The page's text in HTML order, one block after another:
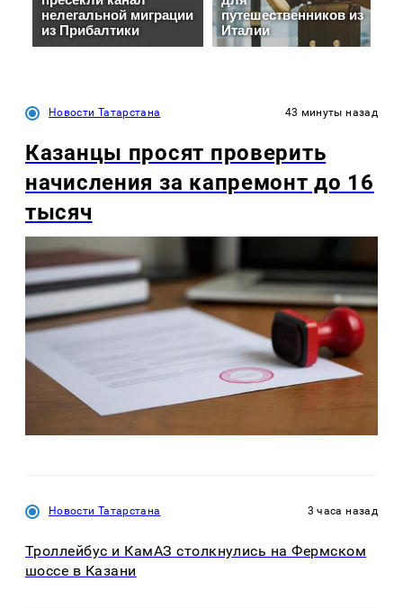
Новости Татарстана 43 минуты назад
Казанцы просят проверить
начисления за капремонт до 16
тысяч
Новости Татарстана 3 часа назад
Троллейбус и КамАЗ столкнулись на Фермском
шоссе в Казани